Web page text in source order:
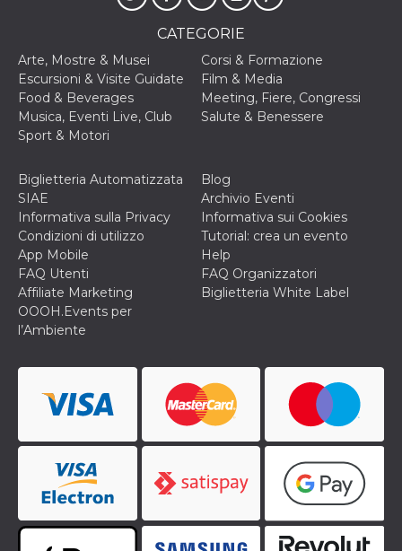
CATEGORIE
Arte, Mostre & Musei
Corsi & Formazione
Escursioni & Visite Guidate
Film & Media
Food & Beverages
Meeting, Fiere, Congressi
Musica, Eventi Live, Club
Salute & Benessere
Sport & Motori
Biglietteria Automatizzata
SIAE
Blog
Archivio Eventi
Informativa sulla Privacy
Informativa sui Cookies
Condizioni di utilizzo
Tutorial: crea un evento
App Mobile
Help
FAQ Utenti
FAQ Organizzatori
Affiliate Marketing
Biglietteria White Label
OOOH.Events per
l’Ambiente